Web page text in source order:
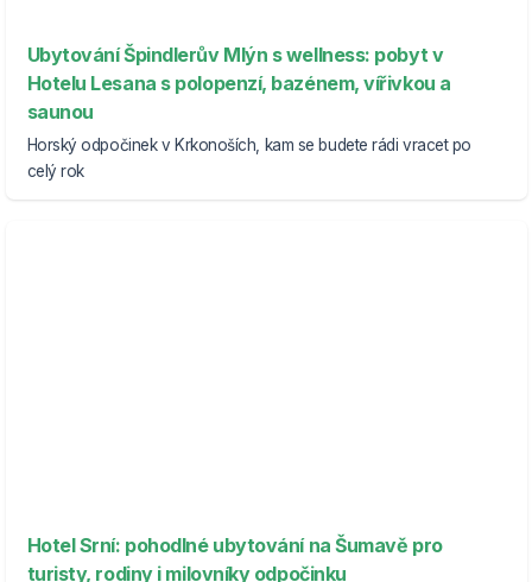
Ubytování Špindlerův Mlýn s wellness: pobyt v
Hotelu Lesana s polopenzí, bazénem, vířivkou a
saunou
Horský odpočinek v Krkonoších, kam se budete rádi vracet po
celý rok
Hotel Srní: pohodlné ubytování na Šumavě pro
turisty, rodiny i milovníky odpočinku